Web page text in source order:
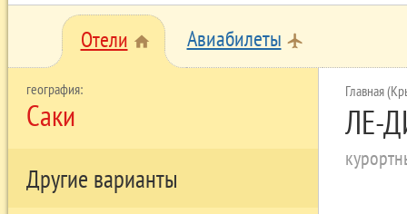
Отели home Авиабилеты local_airport
Саки
Другие варианты
Главная
ЛЕ-